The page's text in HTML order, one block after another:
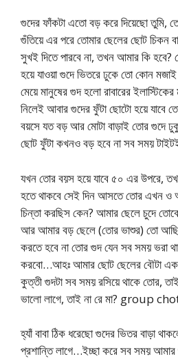
গুদের ফাঁকটা এতো বড় করে দিয়েছো তুমি,
গুঁতিয়ে এর পরে তোমার ছেলের ছোট চিকন
সুখই দিতে পারবে না, তখন আমার কি
হয়ে যাওয়া গুদে ভিতরে ঢুকে তো কোন
মেয়ে মানুষের গুদ হলো রাবারের
নিলেই আবার গুদের ফুঁটা ছোটো হয়ে যাবে
বয়সে যত বড় আর মোটা বাড়াই তোর গুদে
ছোট ফুঁটা কখনও বড় হবে না সব সময়
যখন তোর বয়স হয়ে যাবে ৫০ এর উপরে, তখন
হতে থাকবে সেই দিন আসতে তোর এখন
চিন্তা করছিস কেন? আমার ছেলে চুদে
আর আমার বড় ছেলে (তোর ভাশুর) তো আছি
করতে হবে না তোর গুদ যেন সব সময় ভরা
করবো…আহঃ আমার ছোট ছেলের বৌটা
কুত্তী গুদটা সব সময় রসিয়ে থাকে তোর,
ভালো লাগে, তাই না রে মা? group
হ্যাঁ বাবা ঠিক ধরেছো গুদের ভিতর বাড়া
প্রশান্তি লাগে…ইচ্ছা করে সব সময়